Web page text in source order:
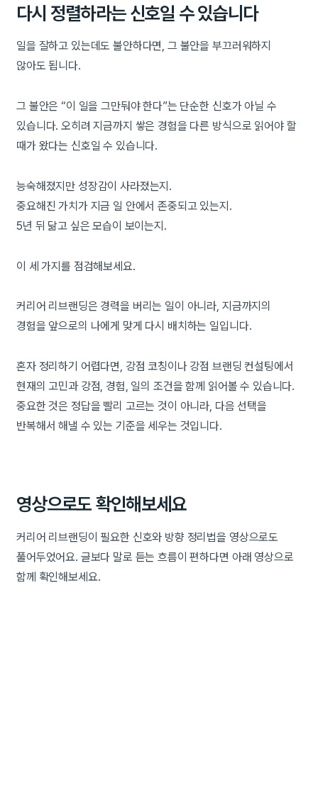
다시 정렬하라는 신호일 수 있습니다
일을 잘하고 있는데도 불안하다면, 그 불안을 부끄러워하지
않아도 됩니다.
그 불안은 “이 일을 그만둬야 한다”는 단순한 신호가 아닐 수
있습니다. 오히려 지금까지 쌓은 경험을 다른 방식으로 읽어야 할
때가 왔다는 신호일 수 있습니다.
능숙해졌지만 성장감이 사라졌는지.
중요해진 가치가 지금 일 안에서 존중되고 있는지.
5년 뒤 닮고 싶은 모습이 보이는지.
이 세 가지를 점검해보세요.
커리어 리브랜딩은 경력을 버리는 일이 아니라, 지금까지의
경험을 앞으로의 나에게 맞게 다시 배치하는 일입니다.
혼자 정리하기 어렵다면, 강점 코칭이나 강점 브랜딩 컨설팅에서
현재의 고민과 강점, 경험, 일의 조건을 함께 읽어볼 수 있습니다.
중요한 것은 정답을 빨리 고르는 것이 아니라, 다음 선택을
반복해서 해낼 수 있는 기준을 세우는 것입니다.
영상으로도 확인해보세요
커리어 리브랜딩이 필요한 신호와 방향 정리법을 영상으로도
풀어두었어요. 글보다 말로 듣는 흐름이 편하다면 아래 영상으로
함께 확인해보세요.